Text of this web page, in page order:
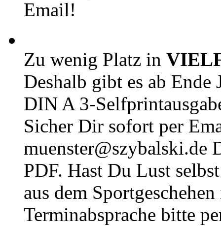
Email!
Zu wenig Platz in
Deshalb gibt es ab Ende
DIN A 3-
Sicher Dir sofort per
muenster@szybalski.de
PDF. Hast Du Lust
aus dem
Terminabsprache bitte